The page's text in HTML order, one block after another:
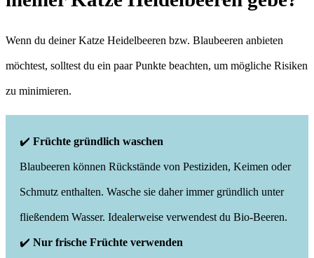
Wenn du deiner Katze Heidelbeeren bzw. Blaubeeren anbieten
möchtest, solltest du ein paar Punkte beachten, um mögliche Risiken
zu minimieren.
✔️ Früchte gründlich waschen
Blaubeeren können Rückstände von Pestiziden, Keimen oder
Schmutz enthalten. Wasche sie daher immer gründlich unter
fließendem Wasser. Idealerweise verwendest du Bio-Beeren.
✔️ Nur frische Früchte verwenden